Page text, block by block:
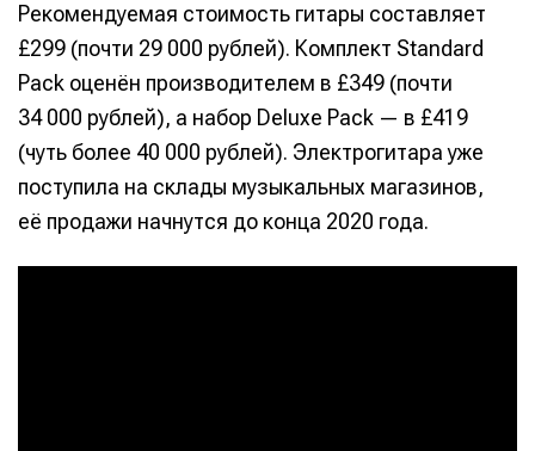
Рекомендуемая стоимость гитары составляет
£299 (почти 29 000 рублей). Комплект Standard
Pack оценён производителем в £349 (почти
34 000 рублей), а набор Deluxe Pack — в £419
(чуть более 40 000 рублей). Электрогитара уже
поступила на склады музыкальных магазинов,
её продажи начнутся до конца 2020 года.